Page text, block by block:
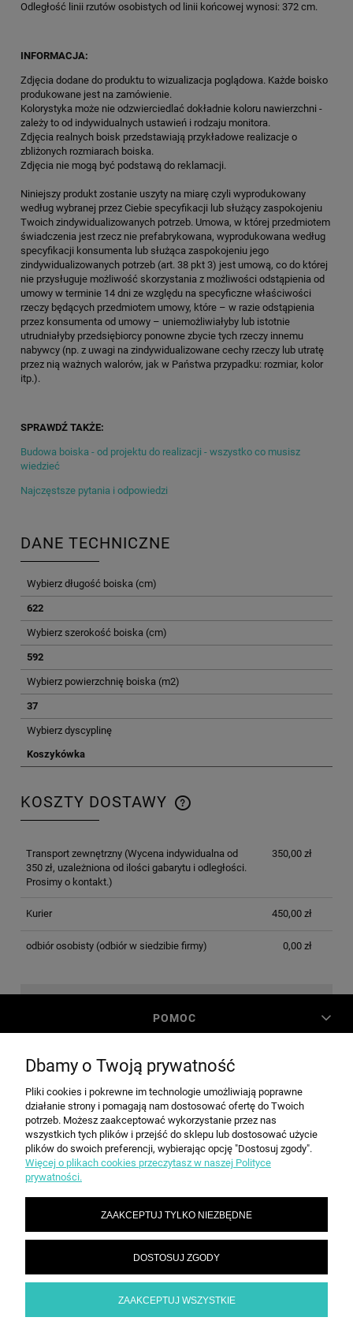
Odległość linii rzutów osobistych od linii końcowej wynosi: 372 cm.
INFORMACJA:
Zdjęcia dodane do produktu to wizualizacja poglądowa. Każde boisko
produkowane jest na zamówienie.
Kolorystyka może nie odzwierciedlać dokładnie koloru nawierzchni -
zależy to od indywidualnych ustawień i rodzaju monitora.
Zdjęcia realnych boisk przedstawiają przykładowe realizacje o
zbliżonych rozmiarach boiska.
Zdjęcia nie mogą być podstawą do reklamacji.
Niniejszy produkt zostanie uszyty na miarę czyli wyprodukowany
według wybranej przez Ciebie specyfikacji lub służący zaspokojeniu
Twoich zindywidualizowanych potrzeb. Umowa, w której przedmiotem
świadczenia jest rzecz nie prefabrykowana, wyprodukowana według
specyfikacji konsumenta lub służąca zaspokojeniu jego
zindywidualizowanych potrzeb (art. 38 pkt 3) jest umową, co do której
nie przysługuje możliwość skorzystania z możliwości odstąpienia od
umowy w terminie 14 dni ze względu na specyficzne właściwości
rzeczy będących przedmiotem umowy, które – w razie odstąpienia
przez konsumenta od umowy – uniemożliwiałyby lub istotnie
utrudniałyby przedsiębiorcy ponowne zbycie tych rzeczy innemu
nabywcy (np. z uwagi na zindywidualizowane cechy rzeczy lub utratę
przez nią ważnych walorów, jak w Państwa przypadku: rozmiar, kolor
itp.).
SPRAWDŹ TAKŻE:
Budowa boiska - od projektu do realizacji - wszystko co musisz
wiedzieć
Najczęstsze pytania i odpowiedzi
DANE TECHNICZNE
Wybierz długość boiska (cm)
622
Wybierz szerokość boiska (cm)
592
Wybierz powierzchnię boiska (m2)
37
Wybierz dyscyplinę
Koszykówka
KOSZTY DOSTAWY
CENA NIE ZAWIERA EWENTUALNYCH KOSZTÓW
Transport zewnętrzny(Wycena indywidualna od
350 zł, uzależniona od ilości gabarytu i odległości.
Prosimy o kontakt.)
350,00 zł
Kurier 450,00 zł
odbiór osobisty(odbiór w siedzibie firmy) 0,00 zł
POMOC
MOJE KONTO
PŁATNOŚCI I DOSTAWA
INFORMACJE
O NAS
SPEED grupa Sp. z o.o. | ul. Parkowa 12, 05-200 Wołomin |sekretariat@spd.pl
Dbamy o Twoją prywatność
Pliki cookies i pokrewne im technologie umożliwiają poprawne
działanie strony i pomagają nam dostosować ofertę do Twoich
potrzeb. Możesz zaakceptować wykorzystanie przez nas
wszystkich tych plików i przejść do sklepu lub dostosować użycie
plików do swoich preferencji, wybierając opcję "Dostosuj zgody".
Więcej o plikach cookies przeczytasz w naszej Polityce
prywatności.
ZAAKCEPTUJ TYLKO NIEZBĘDNE
DOSTOSUJ ZGODY
ZAAKCEPTUJ WSZYSTKIE